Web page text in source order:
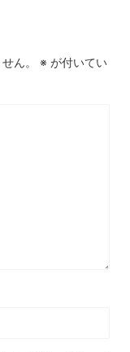
ん。 ※ が付いてい